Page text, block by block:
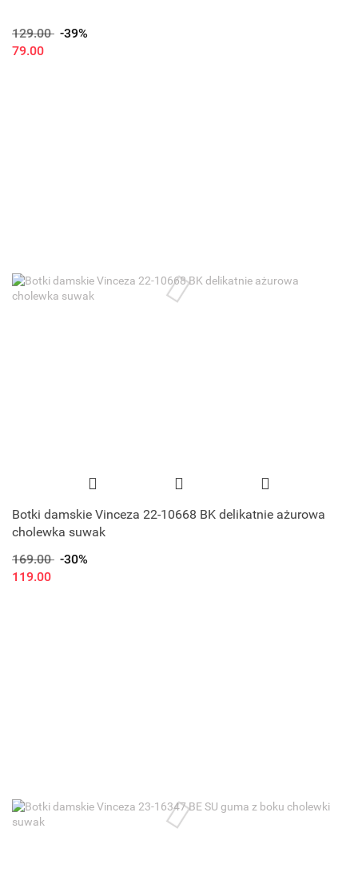
129.00 -39%
79.00
Botki damskie Vinceza 22-10668 BK delikatnie ażurowa
cholewka suwak
169.00 -30%
119.00